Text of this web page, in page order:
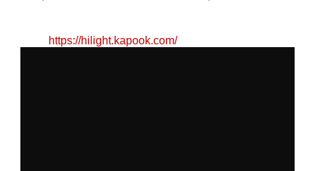
https://hilight.kapook.com/